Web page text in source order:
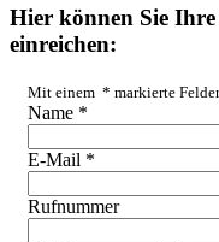
Hier können Sie
einreichen:
Mit einem * markierte
Name *
E-Mail *
Rufnummer